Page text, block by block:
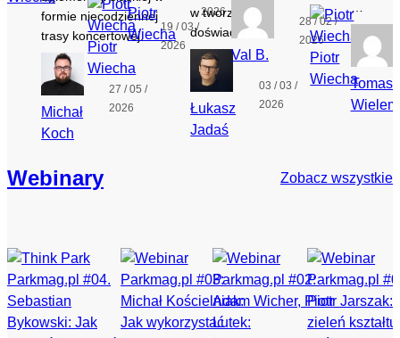
formie niecodziennej
trasy koncertowej.
Michał
Koch
27 / 05 /
2026
Piotr
Wiecha
19 / 03 /
2026
Piotr
Wiecha
2026
w tworzenie
doświadczeń.
Łukasz
Jadaś
03 / 03 /
2026
Val B.
28 / 02 /
2026
Piotr
WiechaTomasz
Webinary Zobacz wszystkie